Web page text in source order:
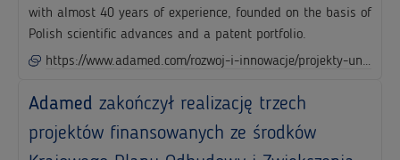
with almost 40 years of experience, founded on the basis of
Polish scientific advances and a patent portfolio.
https://www.adamed.com/rozwoj-i-innowacje/projekty-unijne
Adamed zakończył realizację trzech
projektów finansowanych ze środków